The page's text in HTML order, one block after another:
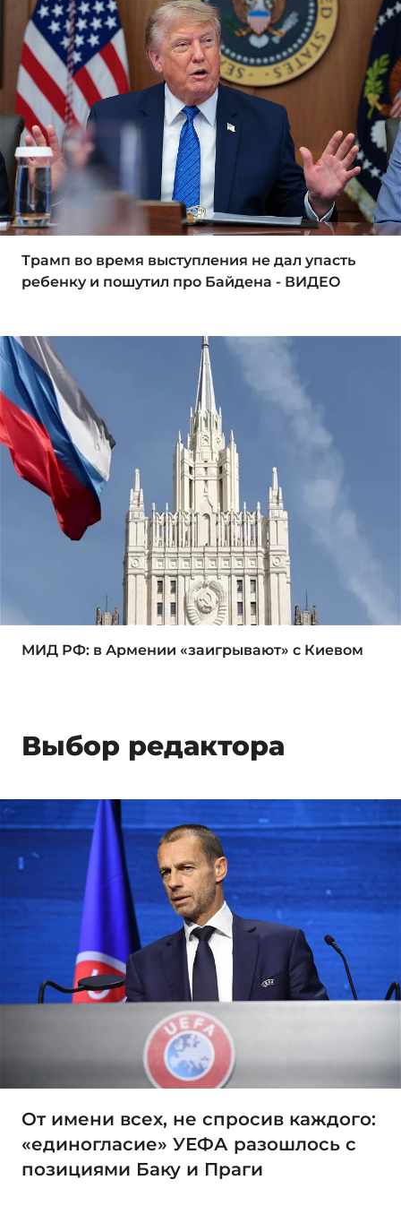
Трамп во время выступления не дал упасть
ребенку и пошутил про Байдена - ВИДЕО
МИД РФ: в Армении «заигрывают» с Киевом
Выбор редактора
От имени всех, не спросив каждого:
«единогласие» УЕФА разошлось с
позициями Баку и Праги